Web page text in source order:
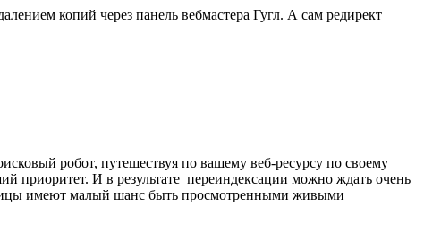
копий через панель вебмастера Гугл. А сам редирект
робот, путешествуя по вашему веб-ресурсу по своему
приоритет. И в результате переиндексации можно ждать очень
имеют малый шанс быть просмотренными живыми